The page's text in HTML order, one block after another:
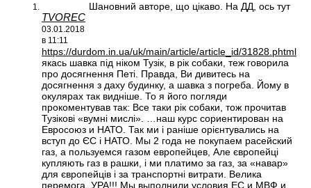
TVOREC
03.01.2018
в 11:11
Шановний авторе, що цікаво. На ДД, ось тут
https://durdom.in.ua/uk/main/article/article_id/31828.phtml
якась шавка під ніком Тузік, в рік собаки, теж говорила
про досягнення Петі. Правда, Ви дивитесь на
досягнення з даху будинку, а шавка з погреба. Йому в
окулярах так видніше. То я його погляди
прокоментував так: Все таки рік собаки, тож прочитав
Тузікові «вумні мислі». …наш курс сориентирован на
Евросоюз и НАТО. Так ми і раніше орієнтувались на
вступ до ЄС і НАТО. Мы 2 года не покупаем расейский
газ, а пользуемся газом европейцев, Але європейці
купляють газ в рашки, і ми платимо за газ, за «навар»
для європейців і за транспортні витрати. Велика
перемога, УРА!!! Мы выполнили условия ЕС и МВФ и